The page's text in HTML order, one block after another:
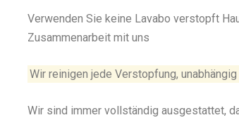
Verwenden Sie keine Lavabo verstopft
Zusammenarbeit mit uns
Wir reinigen jede Verstopfung,
Wir sind immer vollständig ausgestattet,